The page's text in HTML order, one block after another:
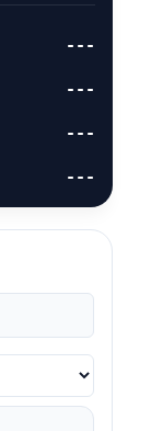
---
---
---
---